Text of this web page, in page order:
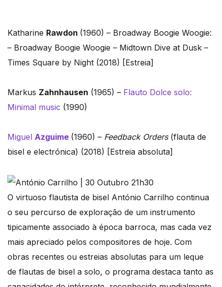
Katharine Rawdon (1960) – Broadway Boogie Woogie:
– Broadway Boogie Woogie – Midtown Dive at Dusk –
Times Square by Night (2018) [Estreia]
Markus Zahnhausen (1965) – Flauto Dolce solo:
Minimal music (1990)
Miguel Azguime (1960) – Feedback Orders (flauta de
bisel e electrónica) (2018) [Estreia absoluta]
O virtuoso flautista de bisel António Carrilho continua
o seu percurso de exploração de um instrumento
tipicamente associado à época barroca, mas cada vez
mais apreciado pelos compositores de hoje. Com
obras recentes ou estreias absolutas para um leque
de flautas de bisel a solo, o programa destaca tanto as